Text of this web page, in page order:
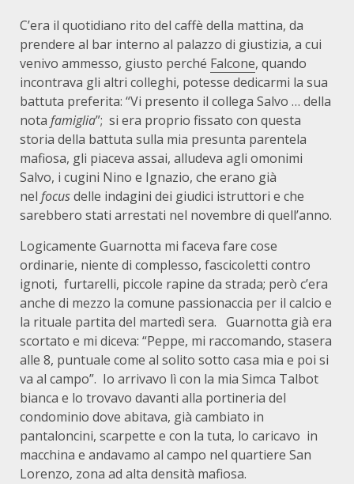
C’era il quotidiano rito del caffè della mattina, da
prendere al bar interno al palazzo di giustizia, a cui
venivo ammesso, giusto perché Falcone, quando
incontrava gli altri colleghi, potesse dedicarmi la sua
battuta preferita: “Vi presento il collega Salvo … della
nota famiglia”; si era proprio fissato con questa
storia della battuta sulla mia presunta parentela
mafiosa, gli piaceva assai, alludeva agli omonimi
Salvo, i cugini Nino e Ignazio, che erano già
nel focusdelle indagini dei giudici istruttori e che
sarebbero stati arrestati nel novembre di quell’anno.
Logicamente Guarnotta mi faceva fare cose
ordinarie, niente di complesso, fascicoletti contro
ignoti, furtarelli, piccole rapine da strada; però c’era
anche di mezzo la comune passionaccia per il calcio e
la rituale partita del martedì sera. Guarnotta già era
scortato e mi diceva: “Peppe, mi raccomando, stasera
alle 8, puntuale come al solito sotto casa mia e poi si
va al campo”. Io arrivavo lì con la mia Simca Talbot
bianca e lo trovavo davanti alla portineria del
condominio dove abitava, già cambiato in
pantaloncini, scarpette e con la tuta, lo caricavo in
macchina e andavamo al campo nel quartiere San
Lorenzo, zona ad alta densità mafiosa.